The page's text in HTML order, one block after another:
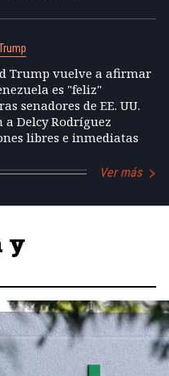
Trump vuelve a afirmar
es "feliz"
senadores de EE. UU.
a Delcy Rodríguez
libres e inmediatas
Ver más
y